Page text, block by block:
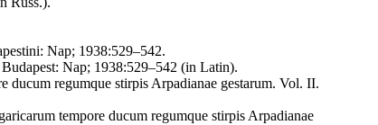
Nap; 1938:529–542.
Nap; 1938:529–542 (in Latin).
ducum regumque stirpis Arpadianae gestarum. Vol. II.
tempore ducum regumque stirpis Arpadianae